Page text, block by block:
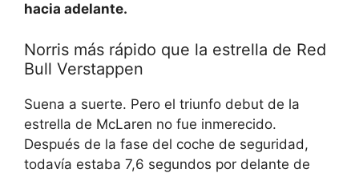
hacia adelante.
Norris más rápido que la estrella de Red
Bull Verstappen
Suena a suerte. Pero el triunfo debut de la
estrella de McLaren no fue inmerecido.
Después de la fase del coche de seguridad,
todavía estaba 7,6 segundos por delante de